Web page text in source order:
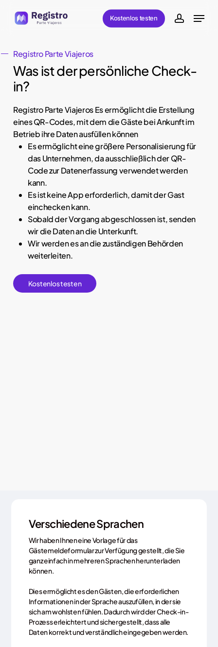
content
Kostenlos testen account
Menu
Registro Parte Viajeros
Was ist der persönliche Check-
in?
Registro Parte Viajeros Es ermöglicht die Erstellung
eines QR-Codes, mit dem die Gäste bei Ankunft im
Betrieb ihre Daten ausfüllen können
Es ermöglicht eine größere Personalisierung für
das Unternehmen, da ausschließlich der QR-
Code zur Datenerfassung verwendet werden
kann.
Es ist keine App erforderlich, damit der Gast
einchecken kann.
Sobald der Vorgang abgeschlossen ist, senden
wir die Daten an die Unterkunft.
Wir werden es an die zuständigen Behörden
weiterleiten.
Kostenlostesten
Verschiedene Sprachen
Wir haben Ihnen eine Vorlage für das
Gästemeldeformular zur Verfügung gestellt, die Sie
ganz einfach in mehreren Sprachen herunterladen
können.
Dies ermöglicht es den Gästen, die erforderlichen
Informationen in der Sprache auszufüllen, in der sie
sich am wohlsten fühlen. Dadurch wird der Check-in-
Prozess erleichtert und sichergestellt, dass alle
Daten korrekt und verständlich eingegeben werden.